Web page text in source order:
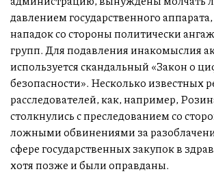
давлением государственного
нападок со стороны политически
групп. Для подавления инакомыслия
используется скандальный «Закон о
безопасности». Несколько известных
расследователей, как, например,
столкнулись с преследованием со
ложными обвинениями за
сфере государственных закупок в
хотя позже и были оправданы.